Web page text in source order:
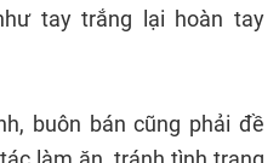
tay trắng lại hoàn tay
buôn bán cũng phải đề